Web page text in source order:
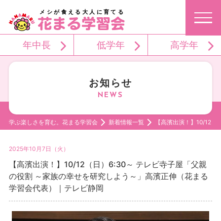
メシが食える大人に育てる
年中長 低学年 高学年
お知らせ
学ぶ楽しさを育む。花まる学習会 新着情報一覧 【高濱出演！】10/12
2025年10月7日（火）
【高濱出演！】10/12（日）6:30～ テレビ寺子屋「父親
の役割 ～家族の幸せを研究しよう～」高濱正伸（花まる
学習会代表）｜テレビ静岡